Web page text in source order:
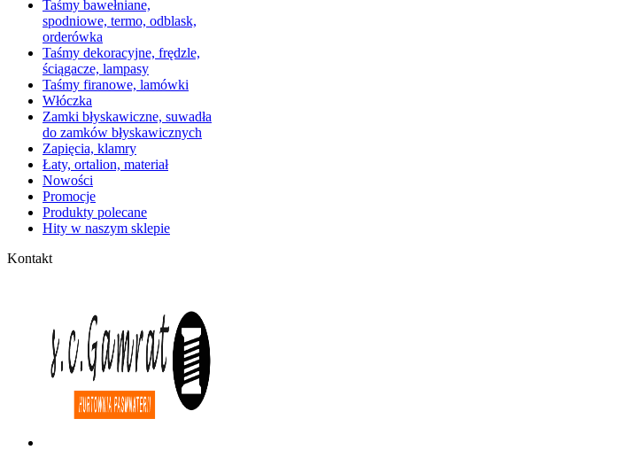
Taśmy bawełniane,
spodniowe, termo, odblask,
orderówka
Taśmy dekoracyjne, frędzle,
ściągacze, lampasy
Taśmy firanowe, lamówki
Włóczka
Zamki błyskawiczne, suwadła
do zamków błyskawicznych
Zapięcia, klamry
Łaty, ortalion, materiał
Nowości
Promocje
Produkty polecane
Hity w naszym sklepie
Kontakt